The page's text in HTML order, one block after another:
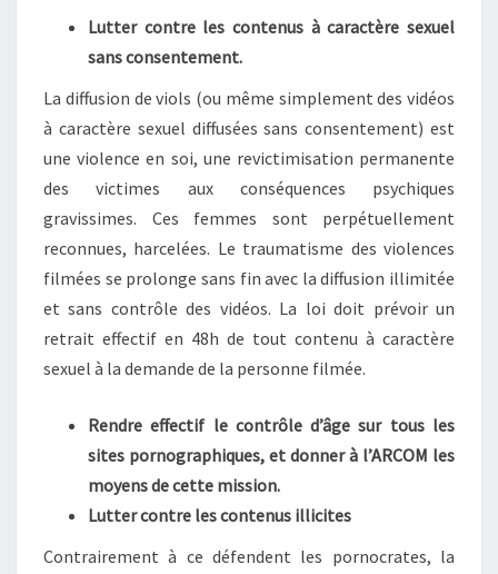
Lutter contre les contenus à caractère sexuel
sans consentement.
La diffusion de viols (ou même simplement des vidéos
à caractère sexuel diffusées sans consentement) est
une violence en soi, une revictimisation permanente
des victimes aux conséquences psychiques
gravissimes. Ces femmes sont perpétuellement
reconnues, harcelées. Le traumatisme des violences
filmées se prolonge sans fin avec la diffusion illimitée
et sans contrôle des vidéos. La loi doit prévoir un
retrait effectif en 48h de tout contenu à caractère
sexuel à la demande de la personne filmée.
Rendre effectif le contrôle d’âge sur tous les
sites pornographiques, et donner à l’ARCOM les
moyens de cette mission.
Lutter contre les contenus illicites
Contrairement à ce défendent les pornocrates, la